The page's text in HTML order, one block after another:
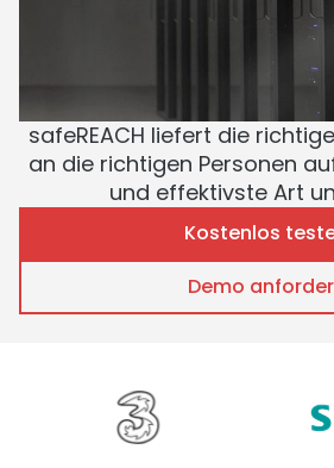
safeREACH liefert die
an die richtigen Personen
und effektivste Art
Kostenlos
Demo